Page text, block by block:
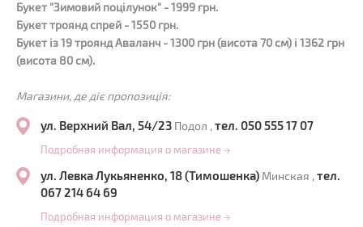
Букет "Зимовий поцілунок" - 1999 грн.
Букет троянд спрей - 1550 грн.
Букет із 19 троянд Аваланч - 1300 грн (висота 70 см) і 1362 грн
(висота 80 см).
Магазини, де діє пропозиція:
ул. Верхний Вал, 54/23 Подол , тел. 050 555 17 07
Подробная информация о магазине →
ул. Левка Лукьяненко, 18 (Тимошенка) Минская , тел.
067 214 64 69
Подробная информация о магазине →